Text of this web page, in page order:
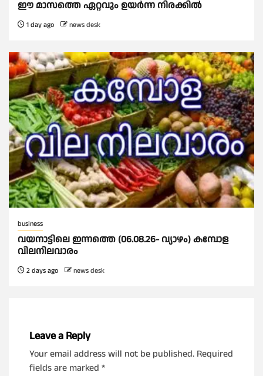
ഈ മാസത്തെ ഏറ്റവും ഉയര്‍ന്ന നിരക്കില്‍
1 day ago news desk
business
വയനാട്ടിലെ ഇന്നത്തെ (06.08.26- വ്യാഴം) കമ്പോള
വിലനിലവാരം
2 days ago news desk
Leave a Reply
Your email address will not be published. Required
fields are marked *